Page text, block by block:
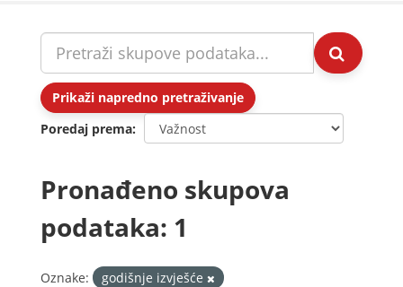
Prikaži napredno pretraživanje
Poredaj prema
Pronađeno skupova
podataka: 1
Oznake:
godišnje izvješće